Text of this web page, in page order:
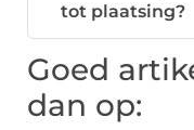
tot plaatsing?
Goed
dan op: